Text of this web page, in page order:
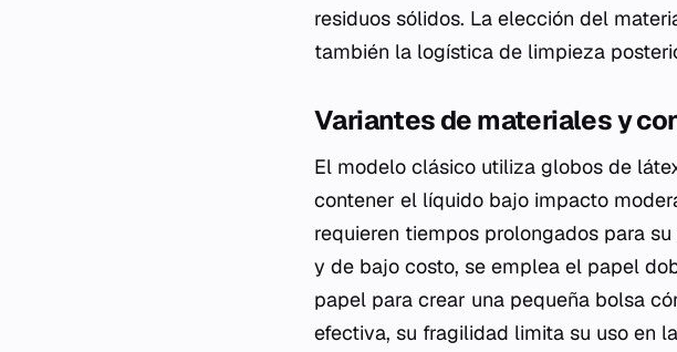
residuos sólidos. La elección del
también la logística de limpieza
Variantes de materiales y
El modelo clásico utiliza globos de
contener el líquido bajo impacto
requieren tiempos prolongados para
y de bajo costo, se emplea el papel
papel para crear una pequeña bolsa
efectiva, su fragilidad limita su uso en